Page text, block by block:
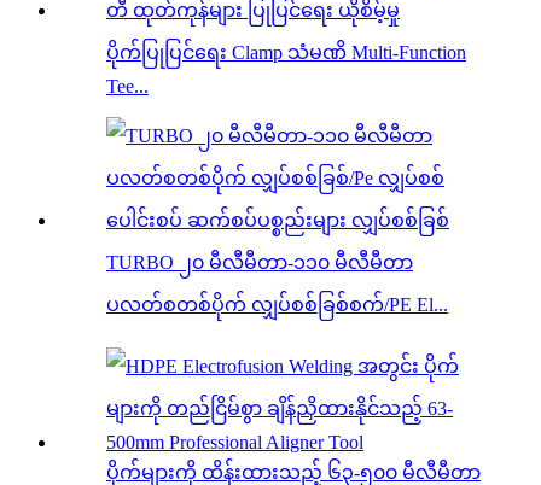
ပိုက်ပြုပြင်ရေး Clamp သံမဏိ Multi-Function
Tee...
TURBO ၂၀ မီလီမီတာ-၁၁၀ မီလီမီတာ
ပလတ်စတစ်ပိုက် လျှပ်စစ်ခြစ်စက်/PE El...
ပိုက်များကို ထိန်းထားသည့် ၆၃-၅၀၀ မီလီမီတာ